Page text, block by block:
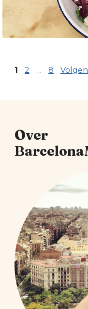
Pagina
1 Pagina
2 … Pagina
8
Over